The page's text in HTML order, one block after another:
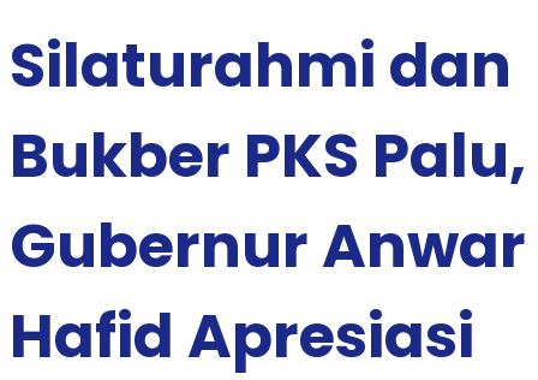
Silaturahmi dan
Bukber PKS Palu,
Gubernur Anwar
Hafid Apresiasi